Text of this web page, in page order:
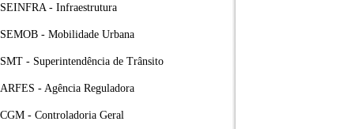
SEINFRA - Infraestrutura
SEMOB - Mobilidade Urbana
SMT - Superintendência de Trânsito
ARFES - Agência Reguladora
CGM - Controladoria Geral